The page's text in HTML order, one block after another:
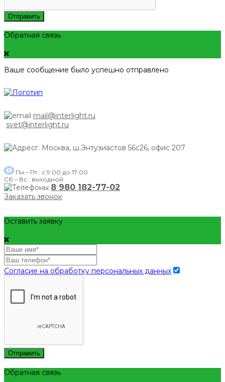
Отправить
Обратная связь
Ваше сообщение было успешно отправлено
mail@interlight.ru
svet@interlight.ru
г. Москва, ш.Энтузиастов 56с26, офис 207
Пн.– Пт.: с 9:00 до 17:00
Сб.– Вс.: выходной
8 980 182-77-02
Заказать звонок
Оставить заявку
Согласие на обработку персональных данных
Отправить
Обратная связь